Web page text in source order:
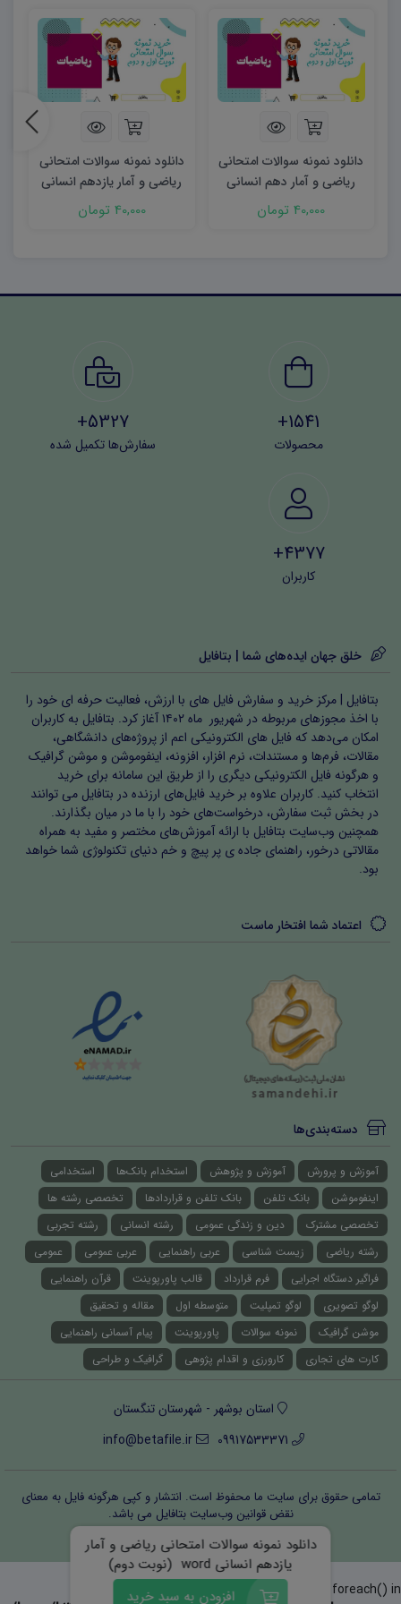
دانلود نمونه سوالات امتحانی
ریاضی و آمار دهم انسانی
40,000 تومان
دانلود نمونه سوالات امتحانی
ریاضی و آمار یازدهم انسانی
نوبت اول ۱۴۰۳ word
40,000 تومان
1541+
محصولات
5327+
سفارش‌ها تکمیل شده
4377+
کاربران
خلق جهان ایده‌های شما | بتافایل
بتافایل | مرکز خرید و سفارش فایل های با ارزش، فعالیت حرفه ای خود را
با اخذ مجوزهای مربوطه در شهریور ماه ۱۴۰۲ آغاز کرد. بتافایل به کاربران
امکان می‌دهد که فایل های الکترونیکی اعم از پروژه‌های دانشگاهی،
مقالات، فرم‌ها و مستندات، نرم افزار، افزونه، اینفوموشن و موشن گرافیک
و هرگونه فایل الکترونیکی دیگری را از طریق این سامانه برای خرید
انتخاب کنید. کاربران علاوه بر خرید فایل‌های ارزنده در بتافایل می توانند
در بخش ثبت سفارش، درخواست‌های خود را با ما در میان بگذارند.
همچنین وب‌سایت بتافایل با ارائه آموزش‌های مختصر و مفید به همراه
مقالاتی درخور، راهنمای جاده ی پر پیچ و خم دنیای تکنولوژی شما خواهد
بود.
اعتماد شما افتخار ماست
دسته‌بندی‌ها
آموزش و پرورش آموزش و پژوهش استخدام بانک‌ها
استخدامی
اینفوموشن
بانک تلفن بانک تلفن و قراردادها
تخصصی رشته ها
تخصصی مشترک
دین و زندگی عمومی رشته انسانی
رشته تجربی
رشته ریاضی
زیست شناسی عربی راهنمایی عربی عمومی
عمومی
فراگیر دستگاه اجرایی
فرم قرارداد قالب پاورپوینت
قرآن راهنمایی
لوگو تصویری
لوگو تمپلیت متوسطه اول
مقاله و تحقیق
موشن گرافیک
نمونه سوالات پاورپوینت
پیام آسمانی راهنمایی
کارت های تجاری
کارورزی و اقدام پژوهی گرافیک و طراحی
استان بوشهر - شهرستان تنگستان
09917533371
info@betafile.ir
تمامی حقوق برای سایت ما محفوظ است. انتشار و کپی هرگونه فایل‌ به معنای
نقض قوانین وب‌سایت بتافایل می باشد.
قوانین و مقررات
درباره ما تماس با ما
Warning : Invalid argument supplied for foreach() in
دانلود نمونه سوالات امتحانی ریاضی و آمار
یازدهم انسانی word (نوبت دوم)
افزودن به سبد خرید